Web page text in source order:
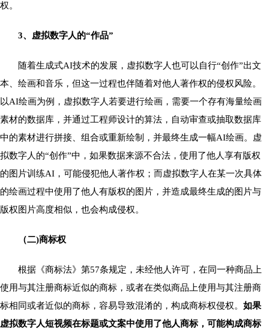
权。
3、虚拟数字人的“作品”
随着生成式AI技术的发展，虚拟数字人也可以自行“创作”出文
本、绘画和音乐，但这一过程也伴随着对他人著作权的侵权风险。
以AI绘画为例，虚拟数字人若要进行绘画，需要一个存有海量绘画
素材的数据库，并通过工程师设计的算法，自动审查或抽取数据库
中的素材进行拼接、组合或重新绘制，并最终生成一幅AI绘画。虚
拟数字人的“创作”中，如果数据来源不合法，使用了他人享有版权
的图片训练AI，可能侵犯他人著作权；而虚拟数字人在某一次具体
的绘画过程中使用了他人有版权的图片，并造成最终生成的图片与
版权图片高度相似，也会构成侵权。
（二)商标权
根据《商标法》第57条规定，未经他人许可，在同一种商品上
使用与其注册商标近似的商标，或者在类似商品上使用与其注册商
标相同或者近似的商标，容易导致混淆的，构成商标权侵权。 如果
虚拟数字人短视频在标题或文案中使用了他人商标，可能构成商标